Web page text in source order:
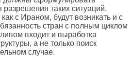
таких ситуаций.
с Ираном, будут возникать и с
стран с полным циклом
входит и выработка
а не только поиск
случае.